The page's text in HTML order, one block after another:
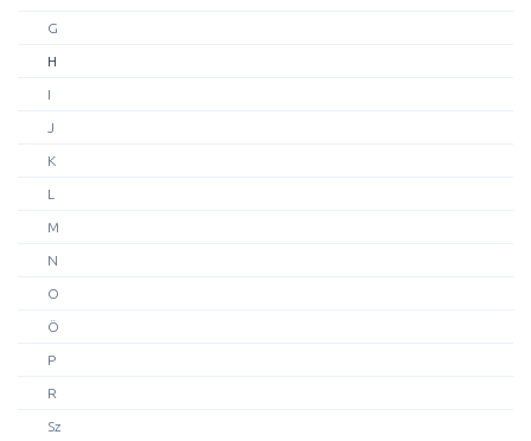
G
H
I
J
K
L
M
N
O
Ö
P
R
Sz